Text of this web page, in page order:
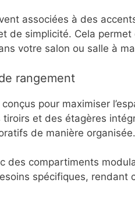
associées à des
de simplicité. Cela
votre salon ou salle à
rangement
pour maximiser
et des étagères
de manière organisée.
des compartiments
spécifiques, rendant